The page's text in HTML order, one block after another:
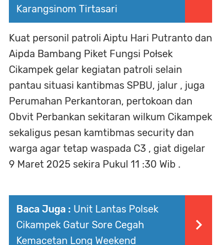
Karangsinom Tirtasari
Kuat personil patroli Aiptu Hari Putranto dan
Aipda Bambang Piket Fungsi Połsek
Cikampek gelar kegiatan patroli selain
pantau situasi kantibmas SPBU, jalur , juga
Perumahan Perkantoran, pertokoan dan
Obvit Perbankan sekitaran wilkum Cikampek
sekaligus pesan kamtibmas security dan
warga agar tetap waspada C3 , giat digelar
9 Maret 2025 sekira Pukul 11 :30 Wib .
Baca Juga : Unit Lantas Polsek
Cikampek Gatur Sore Cegah
Kemacetan Long Weekend